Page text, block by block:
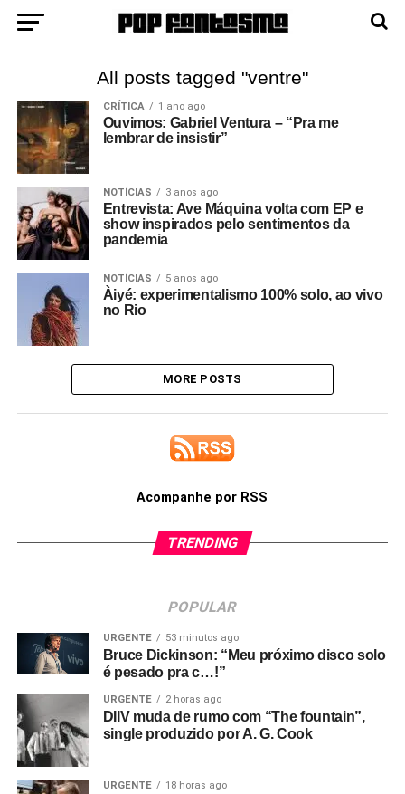
All posts tagged "ventre"
CRÍTICA 1 ano ago
Ouvimos: Gabriel Ventura – “Pra me
lembrar de insistir”
NOTÍCIAS 3 anos ago
Entrevista: Ave Máquina volta com EP e
show inspirados pelo sentimentos da
pandemia
NOTÍCIAS 5 anos ago
Àiyé: experimentalismo 100% solo, ao vivo
no Rio
MORE POSTS
Acompanhe por RSS
TRENDING
POPULAR
URGENTE 53 minutos ago
Bruce Dickinson: “Meu próximo disco solo
é pesado pra c…!”
URGENTE 2 horas ago
DIIV muda de rumo com “The fountain”,
single produzido por A. G. Cook
URGENTE 18 horas ago